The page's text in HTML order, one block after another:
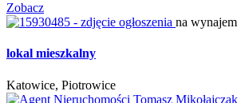
Zobacz
na wynajem
lokal mieszkalny
Katowice, Piotrowice